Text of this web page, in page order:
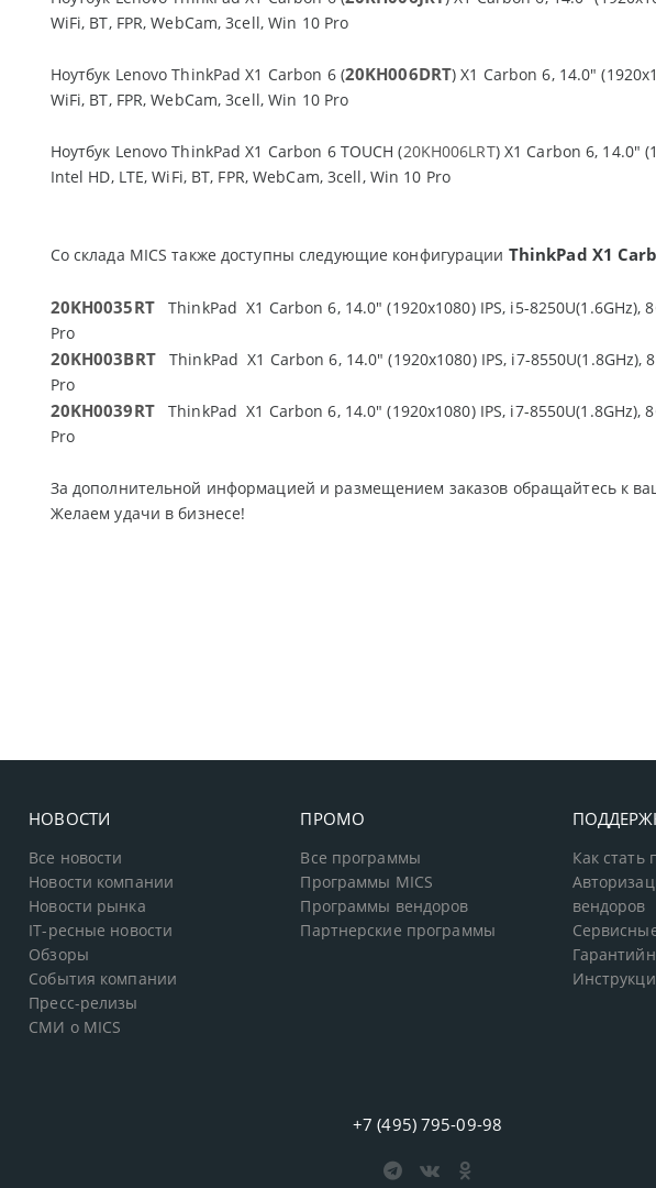
WiFi, BT, FPR, WebCam, 3cell, Win 10 Pro
Ноутбук Lenovo ThinkPad X1 Carbon 6 (20KH006DRT) X1 Carbon 6, 14.0"
WiFi, BT, FPR, WebCam, 3cell, Win 10 Pro
Ноутбук Lenovo ThinkPad X1 Carbon 6 TOUCH (20KH006LRT) X1 Carbon 6, 14.0"
Intel HD, LTE, WiFi, BT, FPR, WebCam, 3cell, Win 10 Pro
Cо склада MICS также доступны следующие конфигурации ThinkPad X1
20KH0035RTThinkPad X1 Carbon 6, 14.0" (1920x1080) IPS, i5-8250U(1.6GHz),
Pro
20KH003BRTThinkPad X1 Carbon 6, 14.0" (1920x1080) IPS, i7-8550U(1.8GHz),
Pro
20KH0039RTThinkPad X1 Carbon 6, 14.0" (1920x1080) IPS, i7-8550U(1.8GHz),
Pro
За дополнительной информацией и размещением заказов обращайтесь к
Желаем удачи в бизнесе!
НОВОСТИ
Все новости
Новости компании
Новости рынка
IT-ресные новости
Обзоры
События компании
Пресс-релизы
СМИ о MICS
ПРОМО
Все программы
Программы MICS
Программы вендоров
Партнерские программы
Как стать
вендоров
+7 (495) 795-09-98